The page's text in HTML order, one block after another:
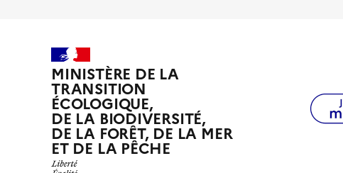
MINISTÈRE DE LA
TRANSITION
ÉCOLOGIQUE,
DE LA BIODIVERSITÉ,
DE LA FORÊT, DE LA MER
ET DE LA PÊCHE